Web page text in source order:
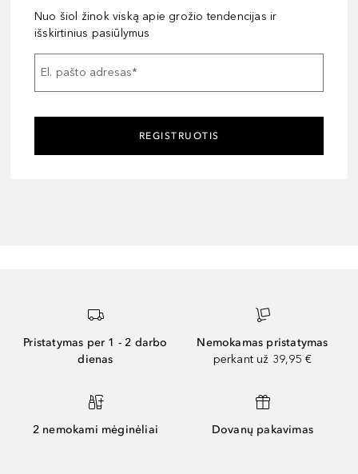
Nuo šiol žinok viską apie grožio tendencijas ir
išskirtinius pasiūlymus
El. pašto adresas*
REGISTRUOTIS
Pristatymas per 1 - 2 darbo
dienas
Nemokamas pristatymas
perkant už 39,95 €
2 nemokami mėginėliai Dovanų pakavimas